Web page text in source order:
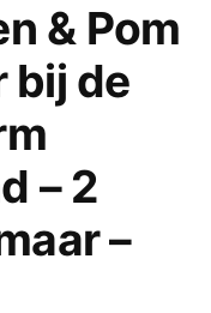
& Pom
bij de
– 2
–